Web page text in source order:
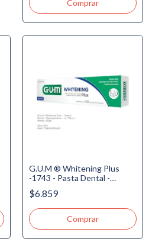
G.U.M ® Whitening Plus
-1743 - Pasta Dental -
Blanqueadora - c/ Flúor y
Menta, 100gr.
$6.859